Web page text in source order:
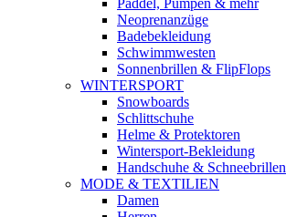
Neoprenanzüge
Badebekleidung
Schwimmwesten
Sonnenbrillen & FlipFlops
WINTERSPORT
Snowboards
Schlittschuhe
Helme & Protektoren
Wintersport-Bekleidung
Handschuhe & Schneebrillen
MODE & TEXTILIEN
Damen